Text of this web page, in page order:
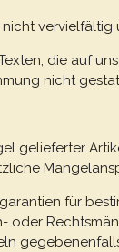
die auf
nicht
gelieferter
für